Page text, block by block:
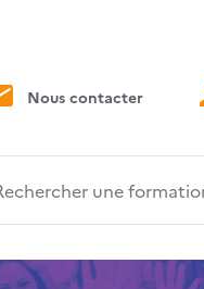
Nous contacter